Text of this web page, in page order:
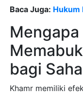
Baca Juga: Hukum
bagi
Khamr memiliki